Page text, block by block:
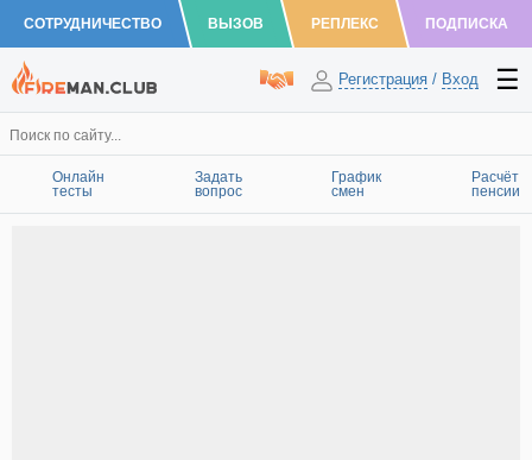
СОТРУДНИЧЕСТВО ВЫЗОВ РЕПЛЕКС ПОДПИСКА
Регистрация / Вход
Онлайн
тесты
Задать
вопрос
График
смен
Расчёт
пенсии